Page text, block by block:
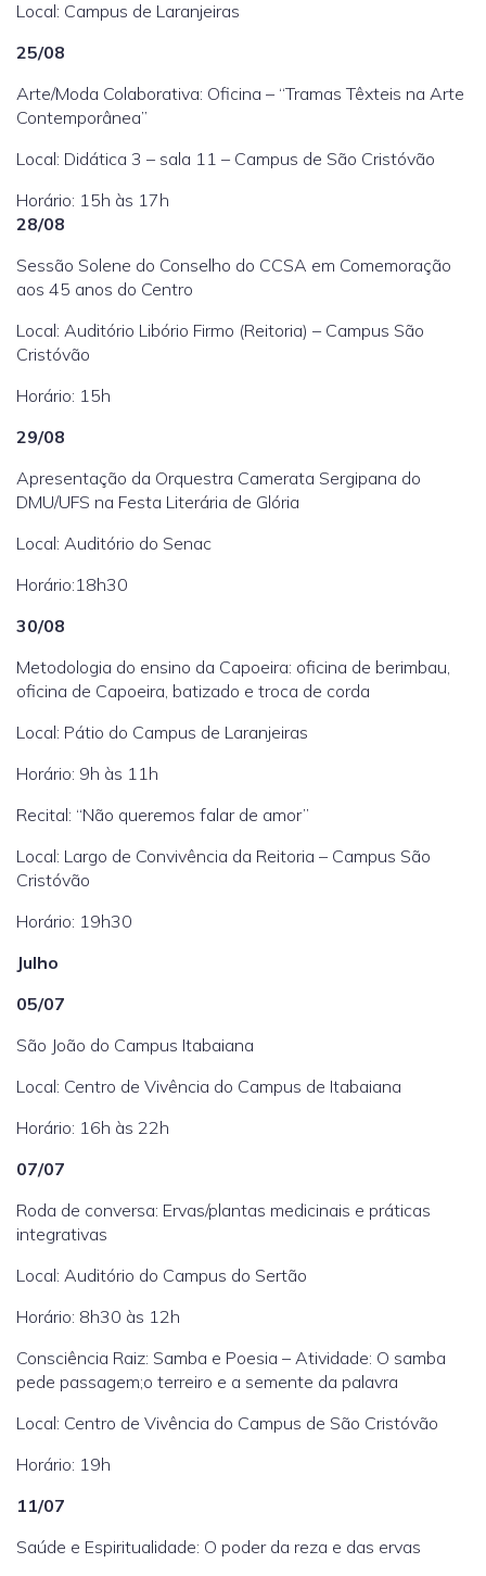
Local: Campus de Laranjeiras
25/08
Arte/Moda Colaborativa: Oficina – “Tramas Têxteis na Arte
Contemporânea”
Local: Didática 3 – sala 11 – Campus de São Cristóvão
Horário: 15h às 17h
28/08
Sessão Solene do Conselho do CCSA em Comemoração
aos 45 anos do Centro
Local: Auditório Libório Firmo (Reitoria) – Campus São
Cristóvão
Horário: 15h
29/08
Apresentação da Orquestra Camerata Sergipana do
DMU/UFS na Festa Literária de Glória
Local: Auditório do Senac
Horário:18h30
30/08
Metodologia do ensino da Capoeira: oficina de berimbau,
oficina de Capoeira, batizado e troca de corda
Local: Pátio do Campus de Laranjeiras
Horário: 9h às 11h
Recital: “Não queremos falar de amor”
Local: Largo de Convivência da Reitoria – Campus São
Cristóvão
Horário: 19h30
Julho
05/07
São João do Campus Itabaiana
Local: Centro de Vivência do Campus de Itabaiana
Horário: 16h às 22h
07/07
Roda de conversa: Ervas/plantas medicinais e práticas
integrativas
Local: Auditório do Campus do Sertão
Horário: 8h30 às 12h
Consciência Raiz: Samba e Poesia – Atividade: O samba
pede passagem;o terreiro e a semente da palavra
Local: Centro de Vivência do Campus de São Cristóvão
Horário: 19h
11/07
Saúde e Espiritualidade: O poder da reza e das ervas